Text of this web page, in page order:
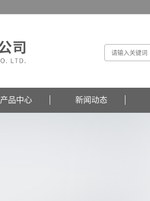
产品中心 新闻动态